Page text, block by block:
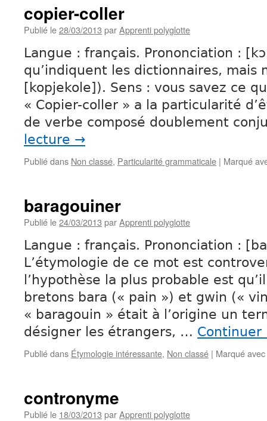
copier-coller
Publié le28/03/2013 parApprenti polyglotte
Langue : français. Prononciation :
qu’indiquent les dictionnaires, mais
[kopjekole]). Sens : vous savez ce
« Copier-coller » a la particularité
de verbe composé doublement
lecture →
Publié dans Non classé, Particularité grammaticale | Marqué
baragouiner
Publié le24/03/2013 parApprenti polyglotte
Langue : français. Prononciation :
L’étymologie de ce mot est
l’hypothèse la plus probable est
bretons bara (« pain ») et gwin («
« baragouin » était à l’origine un
désigner les étrangers, …
Publié dans Étymologie intéressante, Non classé | Marqué avec
contronyme
Publié le 18/03/2013 parApprenti polyglotte